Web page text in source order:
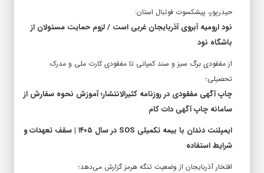
حیدرپور، پیشکسوت فوتبال استان:
نود ارومیه آبروی آذربایجان غربی است / لزوم حمایت مسئولان از
باشگاه نود
از مفقودی برگ سبز و سند کمپانی تا مفقودی کارت ملی و مدرک
تحصیلی؛
چاپ آگهی مفقودی در روزنامه کثیرالانتشار؛ آموزش نحوه سفارش از
سامانه چاپ آگهی دات کام
ایمپلنت دندان با بیمه تکمیلی SOS در سال ۱۴۰۵ | سقف تعهدات و
شرایط استفاده
افتخار آذربایجان از وضعیت تنگه هرمز گزارش می‌دهد؛